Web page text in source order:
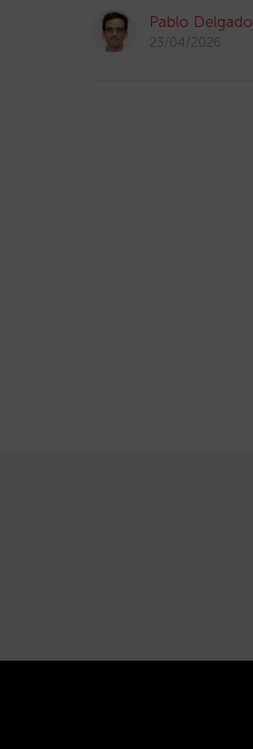
Pablo Delgado
23/04/2026